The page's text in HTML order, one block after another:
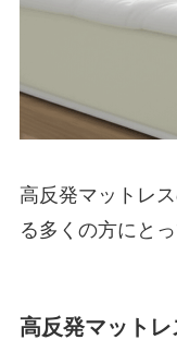
高反発マットレ
る多くの方にと
高反発マット